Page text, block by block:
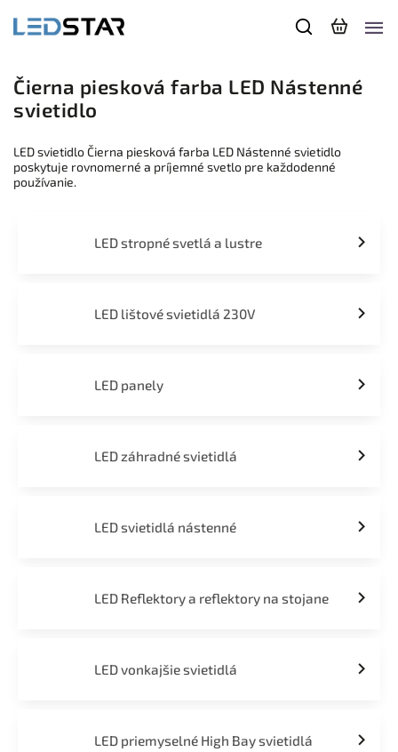
Čierna piesková farba LED Nástenné
svietidlo
LED svietidlo Čierna piesková farba LED Nástenné svietidlo
poskytuje rovnomerné a príjemné svetlo pre každodenné
používanie.
LED stropné svetlá a lustre
LED lištové svietidlá 230V
LED panely
LED záhradné svietidlá
LED svietidlá nástenné
LED Reflektory a reflektory na stojane
LED vonkajšie svietidlá
LED priemyselné High Bay svietidlá